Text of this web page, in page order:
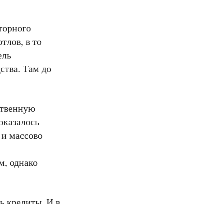
в то
Там до
массово
однако